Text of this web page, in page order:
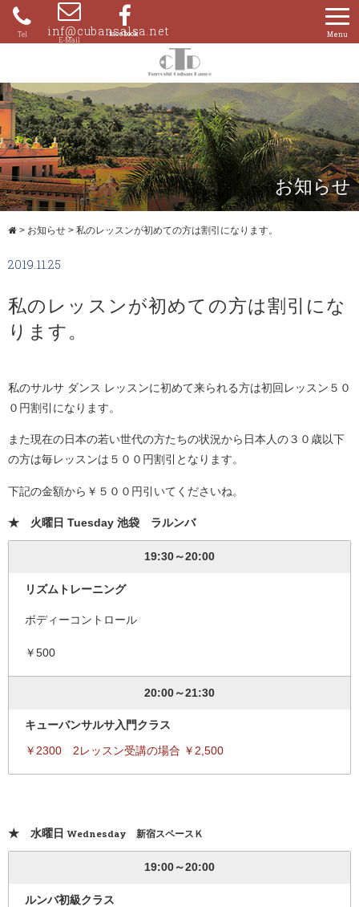
Skip
content
080- inf@cubansalsa.net
お知らせ
> お知らせ > 私のレッスンが初めての方は割引になります。
2019.11.25
私のレッスンが初めての方は割引にな
ります。
私のサルサ ダンス レッスンに初めて来られる方は初回レッスン５０
０円割引になります。
また現在の日本の若い世代の方たちの状況から日本人の３０歳以下
の方は毎レッスンは５００円割引となります。
下記の金額から￥５００円引いてくださいね。
★ 火曜日 Tuesday 池袋 ラルンバ
19:30～20:00
リズムトレーニング
ボディーコントロール
￥500
20:00～21:30
キューバンサルサ入門クラス
￥2300 2レッスン受講の場合 ￥2,500
★ 水曜日Wednesday 新宿スペースＫ
19:00～20:00
ルンバ初級クラス